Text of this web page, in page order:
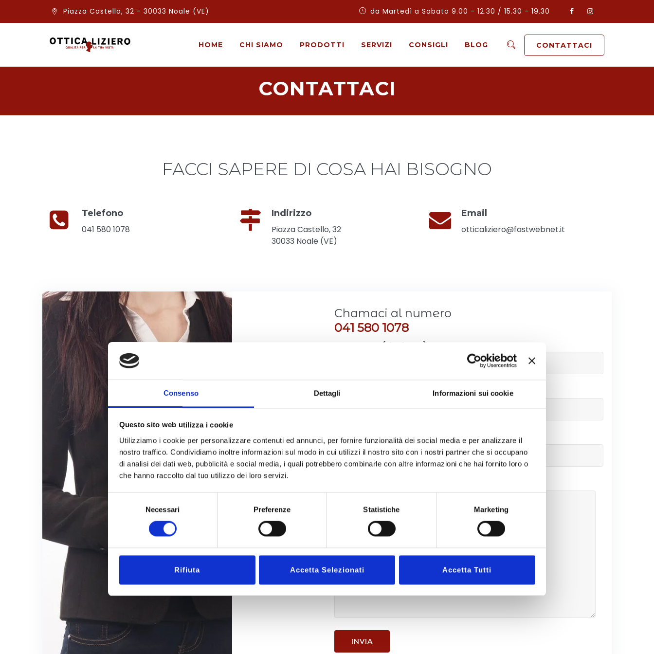
Consenso Dettagli Informazioni sui cookie
Questo sito web utilizza i cookie
Utilizziamo i cookie per personalizzare contenuti ed annunci, per fornire funzionalità dei social media e per analizzare il
nostro traffico. Condividiamo inoltre informazioni sul modo in cui utilizzi il nostro sito con i nostri partner che si occupano
di analisi dei dati web, pubblicità e social media, i quali potrebbero combinarle con altre informazioni che hai fornito loro o
che hanno raccolto dal tuo utilizzo dei loro servizi.
Necessari Preferenze Statistiche Marketing
Rifiuta Accetta Selezionati Accetta Tutti
Piazza Castello, 32 - 30033 Noale (VE) da Martedì a Sabato 9.00 - 12.30 / 15.30 - 19.30
CONTATTACI
HOME CHI SIAMO PRODOTTI SERVIZI CONSIGLI BLOG
CONTATTACI
FACCI SAPERE DI COSA HAI BISOGNO
Telefono
041 580 1078
Indirizzo
Piazza Castello, 32
30033 Noale (VE)
Email
otticaliziero@fastwebnet.it
Chamaci al numero
041 580 1078
Il tuo nome (richiesto)
La tua email (richiesto)
Oggetto